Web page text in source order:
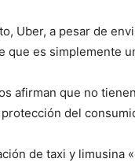
Uber, a pesar de
que es simplemente
afirman que no
del
de taxi y limusina